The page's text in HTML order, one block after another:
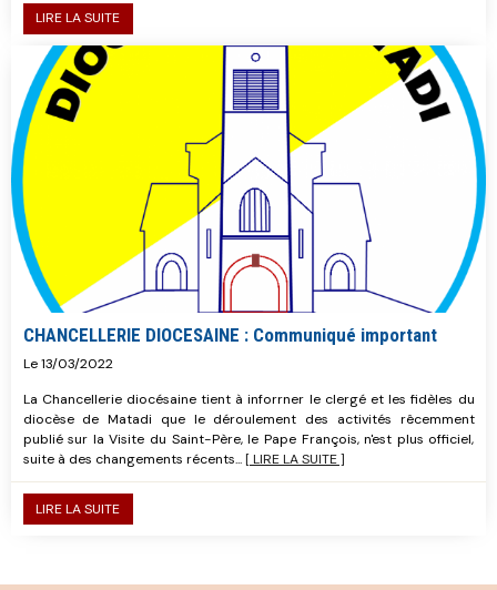
LIRE LA SUITE
CHANCELLERIE DIOCESAINE : Communiqué important
Le 13/03/2022
La Chancellerie diocésaine tient à inforrner le clergé et les fidèles du
diocèse de Matadi que le déroulement des activités rêcemment
publié sur la Visite du Saint-Père, le Pape François, n'est plus officiel,
suite à des changements récents...[ LIRE LA SUITE ]
LIRE LA SUITE